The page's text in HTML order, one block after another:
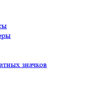
значков